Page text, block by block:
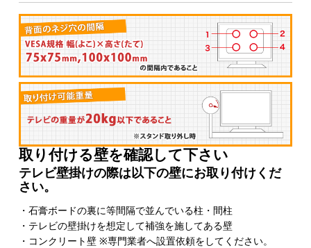
取り付ける壁を確認して下さい
テレビ壁掛けの際は以下の壁にお取り付けくだ
さい。
・石膏ボードの裏に等間隔で並んでいる柱・間柱
・テレビの壁掛けを想定して補強を施してある壁
・コンクリート壁 ※専門業者へ設置依頼をしてください。